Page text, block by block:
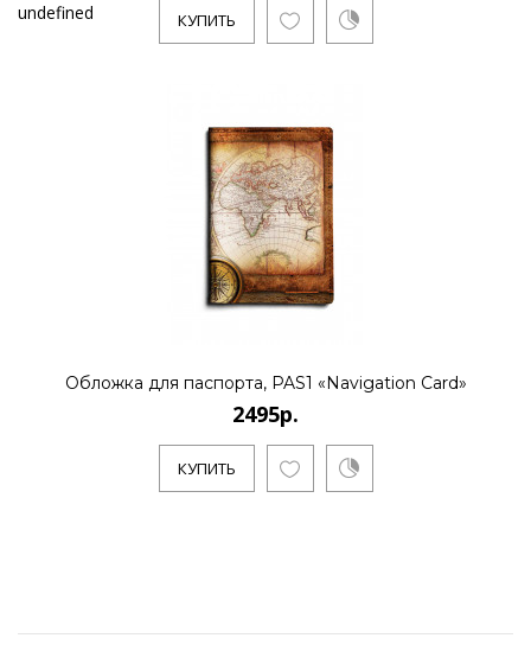
КУПИТЬ
undefined
Обложка для паспорта, PAS1 «Navigation Card»
2495р.
КУПИТЬ